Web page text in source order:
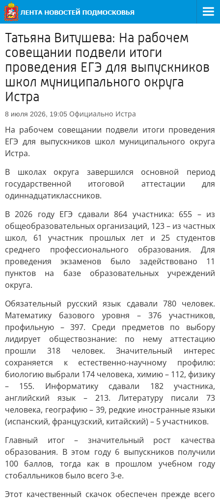
Татьяна Витушева: На рабочем
совещании подвели итоги
проведения ЕГЭ для выпускников
школ муниципального округа
Истра
8 июля 2026, 19:05 Официально Истра
На рабочем совещании подвели итоги проведения
ЕГЭ для выпускников школ муниципального округа
Истра.
В школах округа завершился основной период
государственной итоговой аттестации для
одиннадцатиклассников.
В 2026 году ЕГЭ сдавали 864 участника: 655 – из
общеобразовательных организаций, 123 – из частных
школ, 61 участник прошлых лет и 25 студентов
среднего профессионального образования. Для
проведения экзаменов было задействовано 11
пунктов на базе образовательных учреждений
округа.
Обязательный русский язык сдавали 780 человек.
Математику базового уровня – 376 участников,
профильную – 397. Среди предметов по выбору
лидирует обществознание: по нему аттестацию
прошли 318 человек. Значительный интерес
сохраняется к естественно-научному профилю:
биологию выбрали 174 человека, химию – 112, физику
– 155. Информатику сдавали 182 участника,
английский язык – 213. Литературу писали 73
человека, географию – 39, редкие иностранные языки
(испанский, французский, китайский) – 5 участников.
Главный итог – значительный рост качества
образования. В этом году 6 выпускников получили
100 баллов, тогда как в прошлом учебном году
стобалльников было всего 3-е.
Этот качественный скачок обеспечен прежде всего